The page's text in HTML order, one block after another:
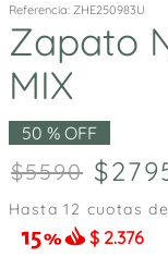
Referencia: ZHE250983U
Zapato
MIX
50 % OFF
5590
Hasta12 cuotas
$ 2.376